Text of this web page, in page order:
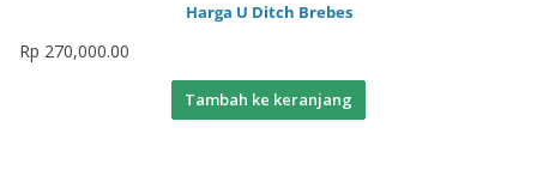
Harga U Ditch Brebes
Rp 270,000.00
Tambah ke keranjang